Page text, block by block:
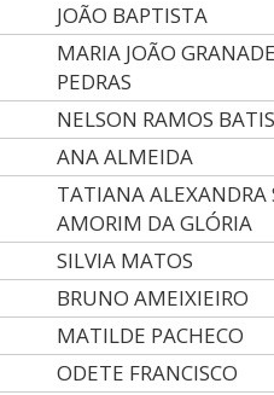
JOÃO BAPTISTA
MARIA JOÃO
PEDRAS
NELSON RAMOS
ANA ALMEIDA
TATIANA ALEXANDRA
AMORIM DA GLÓRIA
SILVIA MATOS
BRUNO AMEIXIEIRO
MATILDE PACHECO
ODETE FRANCISCO